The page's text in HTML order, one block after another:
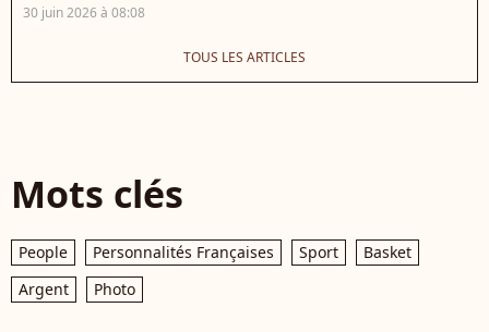
30 juin 2026 à 08:08
TOUS LES ARTICLES
Mots clés
People Personnalités Françaises Sport
Basket
Argent
Photo